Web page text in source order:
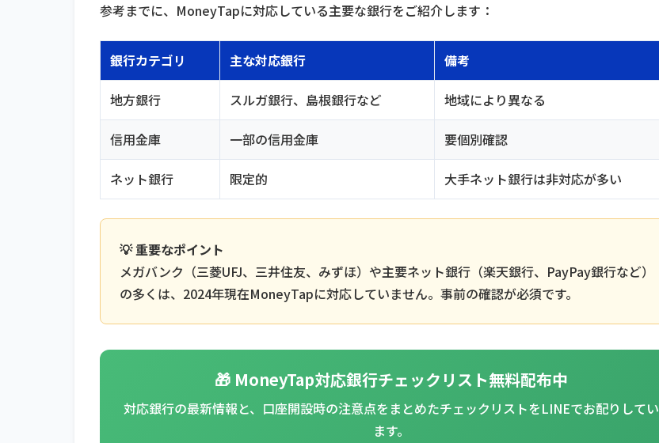
参考までに、MoneyTapに対応している主要な銀行をご紹介します：
銀行カテゴリ 主な対応銀行 備考
地方銀行 スルガ銀行、島根銀行など 地域により異なる
信用金庫 一部の信用金庫 要個別確認
ネット銀行 限定的 大手ネット銀行は非対応が多い
💡 重要なポイント
メガバンク（三菱UFJ、三井住友、みずほ）や主要ネット銀行（楽天銀行、PayPay銀行など）
の多くは、2024年現在MoneyTapに対応していません。事前の確認が必須です。
🎁 MoneyTap対応銀行チェックリスト無料配布中
対応銀行の最新情報と、口座開設時の注意点をまとめたチェックリストをLINEでお配りしてい
ます。